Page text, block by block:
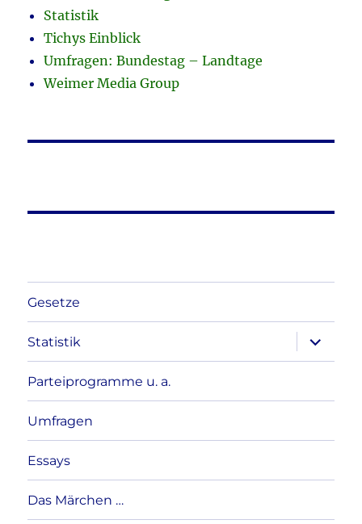
Statistik
Tichys Einblick
Umfragen: Bundestag – Landtage
Weimer Media Group
Gesetze
Statistik
anzeigen
Parteiprogramme u. a.
Umfragen
Essays
Das Märchen …